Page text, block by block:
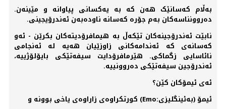
بەڵام کەسانێک هەن کە بە یەکسانی پیاوانە و مێینەن.
دەروونناسەکان بەم جۆرە کەسانە ناودەبەن ئەندرۆیجینی.
نابێت ئەندرۆجینەکان تێکەڵ بە هیمافرۆدیتەکان بکرێن - ئەو
کەسانەی کە ئەندامەکانی زاوزێیان هەیە لە ئەنجامی
نائاسایی زگماکی. هێرمافرۆدایت سیفەتێکی بایۆلۆژییە،
ئەندرۆجین سیفەتێکی دەروونییە.
ئەی ئیمۆکان کێن؟
ئیمۆ (بەئینگلیزی:Emo) کورتکراوەی زاراوەی یاخی بوونە و